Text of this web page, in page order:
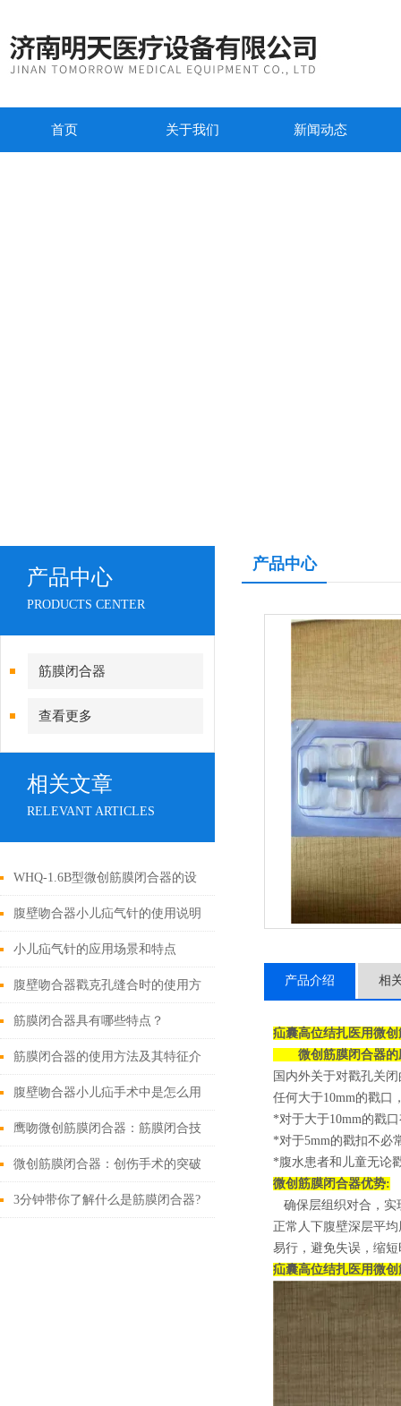
首页 关于我们 新闻动态
产品中心
PRODUCTS CENTER
筋膜闭合器
查看更多
相关文章
RELEVANT ARTICLES
WHQ-1.6B型微创筋膜闭合器的设
计原理与应用
腹壁吻合器小儿疝气针的使用说明
小儿疝气针的应用场景和特点
腹壁吻合器戳克孔缝合时的使用方
法
筋膜闭合器具有哪些特点？
筋膜闭合器的使用方法及其特征介
绍
腹壁吻合器小儿疝手术中是怎么用
的
鹰吻微创筋膜闭合器：筋膜闭合技
术大突破
微创筋膜闭合器：创伤手术的突破
性进展
3分钟带你了解什么是筋膜闭合器?
产品中心
产品介绍 相
疝囊高位结扎医用微
微创筋膜闭合器的
国内外关于对戳孔关
任何大于10mm的戳口
*对于大于10mm的戳
*对于5mm的戳扣不必
*腹水患者和儿童无论
微创 筋膜闭合器优势:
确保层组织对合，实
正常人下腹壁深层平
易行，避免失误，缩
疝囊高位结扎医用微